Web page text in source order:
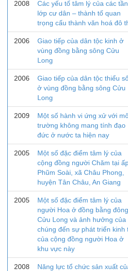
2008
Các yếu tố tâm lý của các
lớp cư dân – thành tố quan
trọng cấu thành văn hoá đô
2006
Giao tiếp của dân tộc kinh ở
vùng đồng bằng sông Cửu
Long
2006
Giao tiếp của dân tộc thiểu
ở vùng đồng bằng sông Cửu
Long
2009
Một số hành vi ứng xử với
trường không mang tính đạo
đức ở nước ta hiện nay
2005
Một số đặc điểm tâm lý của
cộng đồng người Chăm tại
Phũm Soài, xã Châu Phong,
huyện Tân Châu, An Giang
2005
Một số đặc điểm tâm lý của
người Hoa ở đồng bằng đông
Cửu Long và ảnh hưởng của
chúng đến sự phát triển kinh
của cộng đồng người Hoa ở
khu vực này
2008
Năng lực tổ chức sản xuất